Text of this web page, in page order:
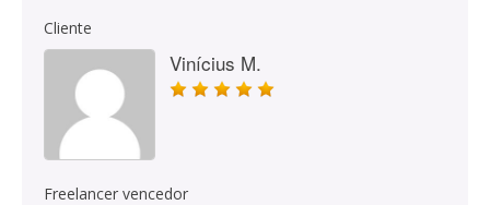
Cliente
Vinícius M.
Freelancer vencedor